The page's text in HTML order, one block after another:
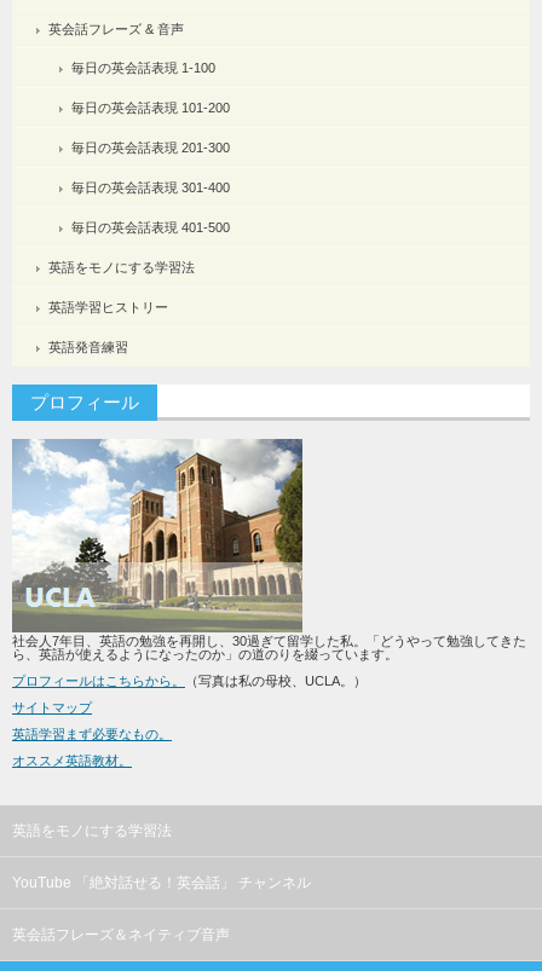
英会話フレーズ & 音声
毎日の英会話表現 1-100
毎日の英会話表現 101-200
毎日の英会話表現 201-300
毎日の英会話表現 301-400
毎日の英会話表現 401-500
英語をモノにする学習法
英語学習ヒストリー
英語発音練習
プロフィール
社会人7年目、英語の勉強を再開し、30過ぎて留学した私。「どうやって勉強してきた
ら、英語が使えるようになったのか」の道のりを綴っています。
プロフィールはこちらから。
（写真は私の母校、UCLA。）
サイトマップ
英語学習まず必要なもの。
オススメ英語教材。
英語をモノにする学習法
YouTube 「絶対話せる！英会話」 チャンネル
英会話フレーズ＆ネイティブ音声